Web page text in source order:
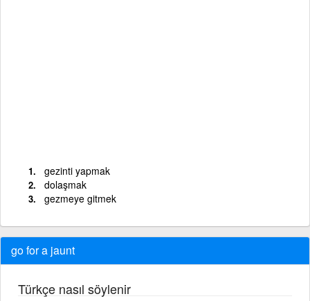
gezinti yapmak
dolaşmak
gezmeye gitmek
go for a jaunt
Türkçe nasıl söylenir